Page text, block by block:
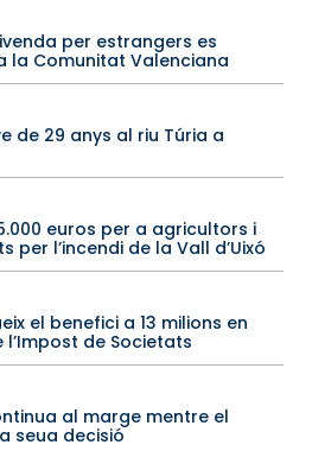
per estrangers es
la Comunitat Valenciana
de 29 anys al riu Túria a
euros per a agricultors i
l’incendi de la Vall d’Uixó
el benefici a 13 milions en
l’Impost de Societats
al marge mentre el
seua decisió